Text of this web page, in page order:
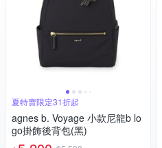
夏特賣限定31折起
agnes b. Voyage 小款尼龍b lo
go掛飾後背包(黑)